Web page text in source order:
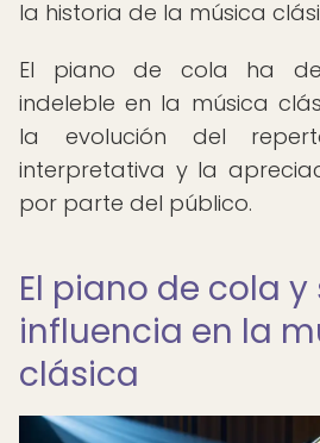
la historia de la música
El piano de cola ha
indeleble en la música
la evolución del
interpretativa y la
por parte del público.
El piano de cola y
influencia en la
clásica